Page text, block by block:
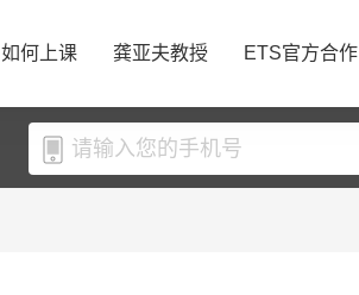
如何上课 龚亚夫教授 ETS官方合作